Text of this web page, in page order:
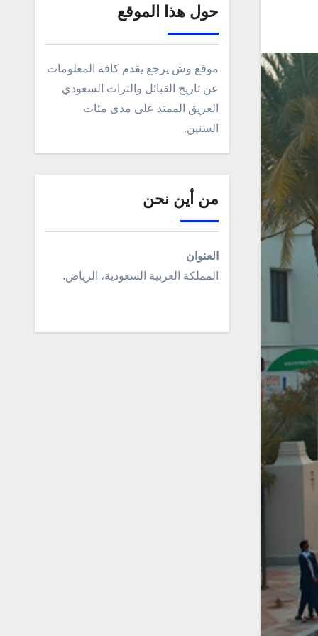
حول هذا الموقع
موقع وش يرجع يقدم كافة المعلومات
عن تاريخ القبائل والتراث السعودي
العريق الممتد على مدى مئات
السنين.
من أين نحن
العنوان
المملكة العربية السعودية، الرياض.